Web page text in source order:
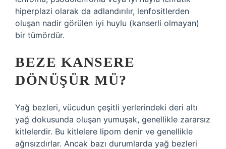
hiperplazi olarak da adlandırılır, lenfositlerden
oluşan nadir görülen iyi huylu (kanserli olmayan)
bir tümördür.
BEZE KANSERE
DÖNÜŞÜR MÜ?
Yağ bezleri, vücudun çeşitli yerlerindeki deri altı
yağ dokusunda oluşan yumuşak, genellikle zararsız
kitlelerdir. Bu kitlelere lipom denir ve genellikle
ağrısızdırlar. Ancak bazı durumlarda yağ bezleri